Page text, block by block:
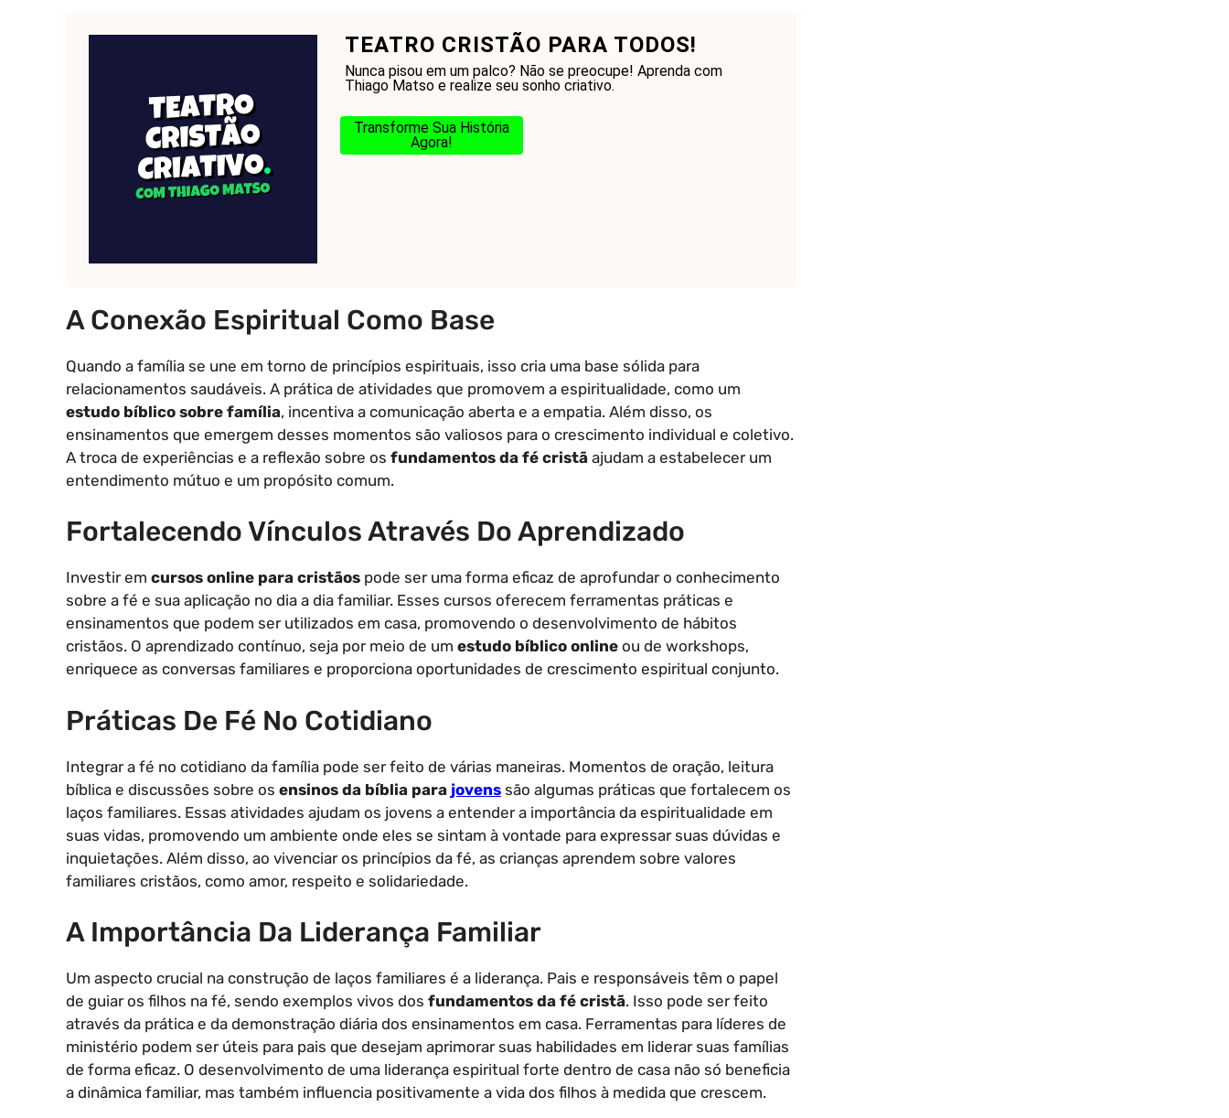
TEATRO CRISTÃO PARA TODOS!
Nunca pisou em um palco? Não se preocupe! Aprenda com
Thiago Matso e realize seu sonho criativo.
Transforme Sua História
Agora!
A Conexão Espiritual Como Base
Quando a família se une em torno de princípios espirituais, isso cria uma base sólida para
relacionamentos saudáveis. A prática de atividades que promovem a espiritualidade, como um
estudo bíblico sobre família, incentiva a comunicação aberta e a empatia. Além disso, os
ensinamentos que emergem desses momentos são valiosos para o crescimento individual e coletivo.
A troca de experiências e a reflexão sobre os fundamentos da fé cristã ajudam a estabelecer um
entendimento mútuo e um propósito comum.
Fortalecendo Vínculos Através Do Aprendizado
Investir em cursos online para cristãos pode ser uma forma eficaz de aprofundar o conhecimento
sobre a fé e sua aplicação no dia a dia familiar. Esses cursos oferecem ferramentas práticas e
ensinamentos que podem ser utilizados em casa, promovendo o desenvolvimento de hábitos
cristãos. O aprendizado contínuo, seja por meio de um estudo bíblico online ou de workshops,
enriquece as conversas familiares e proporciona oportunidades de crescimento espiritual conjunto.
Práticas De Fé No Cotidiano
Integrar a fé no cotidiano da família pode ser feito de várias maneiras. Momentos de oração, leitura
bíblica e discussões sobre os ensinos da bíblia para jovens são algumas práticas que fortalecem os
laços familiares. Essas atividades ajudam os jovens a entender a importância da espiritualidade em
suas vidas, promovendo um ambiente onde eles se sintam à vontade para expressar suas dúvidas e
inquietações. Além disso, ao vivenciar os princípios da fé, as crianças aprendem sobre valores
familiares cristãos, como amor, respeito e solidariedade.
A Importância Da Liderança Familiar
Um aspecto crucial na construção de laços familiares é a liderança. Pais e responsáveis têm o papel
de guiar os filhos na fé, sendo exemplos vivos dos fundamentos da fé cristã. Isso pode ser feito
através da prática e da demonstração diária dos ensinamentos em casa. Ferramentas para líderes de
ministério podem ser úteis para pais que desejam aprimorar suas habilidades em liderar suas famílias
de forma eficaz. O desenvolvimento de uma liderança espiritual forte dentro de casa não só beneficia
a dinâmica familiar, mas também influencia positivamente a vida dos filhos à medida que crescem.